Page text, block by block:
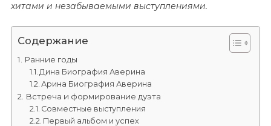
хитами и незабываемыми выступлениями.
Содержание
Ранние годы
Дина Биография Аверина
Арина Биография Аверина
Встреча и формирование дуэта
Совместные выступления
Первый альбом и успех